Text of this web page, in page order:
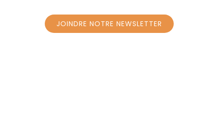
JOINDRE NOTRE NEWSLETTER